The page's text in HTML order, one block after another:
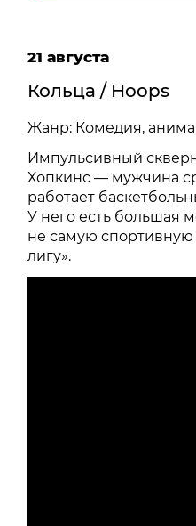
21 августа
Кольца / Hoops
Жанр: Комедия,
Импульсивный
Хопкинс — мужчина
работает
У него есть большая
не самую
лигу».